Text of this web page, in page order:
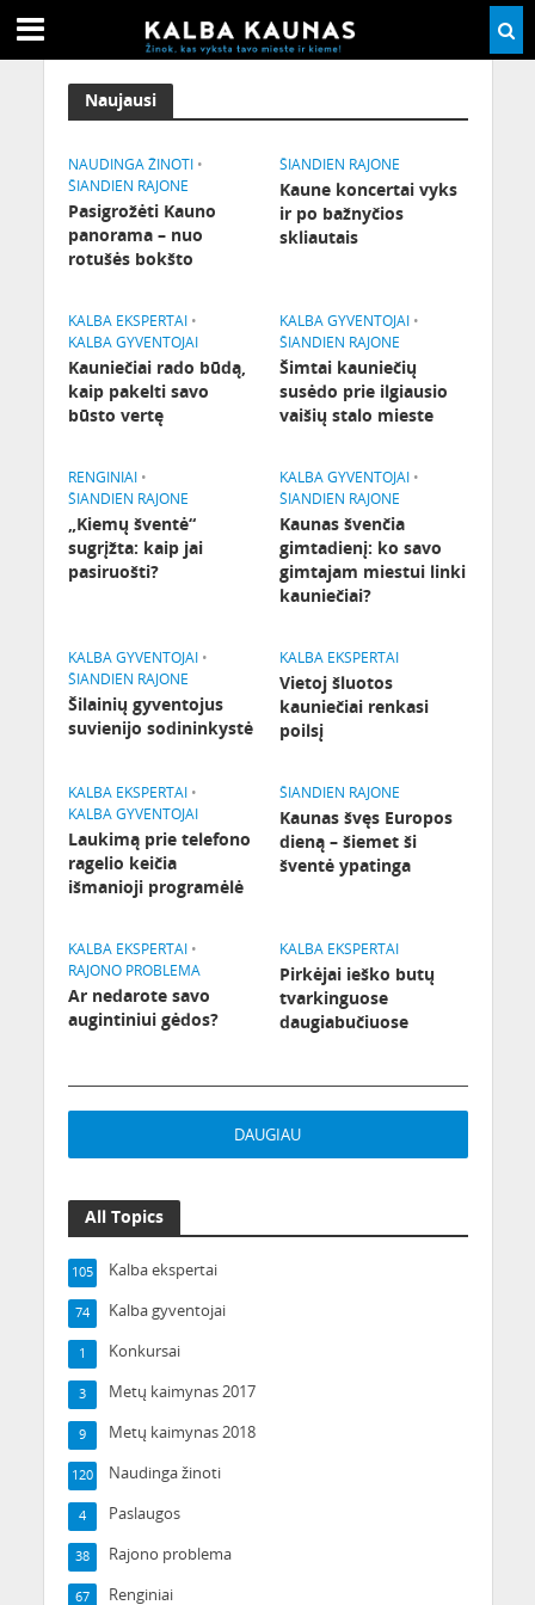
Naujausi
NAUDINGA ŽINOTI •
ŠIANDIEN RAJONE
Pasigrožėti Kauno
panorama – nuo
rotušės bokšto
ŠIANDIEN RAJONE
Kaune koncertai vyks
ir po bažnyčios
skliautais
KALBA EKSPERTAI •
KALBA GYVENTOJAI
Kauniečiai rado būdą,
kaip pakelti savo
būsto vertę
KALBA GYVENTOJAI •
ŠIANDIEN RAJONE
Šimtai kauniečių
susėdo prie ilgiausio
vaišių stalo mieste
RENGINIAI •
ŠIANDIEN RAJONE
„Kiemų šventė“
sugrįžta: kaip jai
pasiruošti?
KALBA GYVENTOJAI •
ŠIANDIEN RAJONE
Kaunas švenčia
gimtadienį: ko savo
gimtajam miestui linki
kauniečiai?
KALBA GYVENTOJAI •
ŠIANDIEN RAJONE
Šilainių gyventojus
suvienijo sodininkystė
KALBA EKSPERTAI
Vietoj šluotos
kauniečiai renkasi
poilsį
KALBA EKSPERTAI •
KALBA GYVENTOJAI
Laukimą prie telefono
ragelio keičia
išmanioji programėlė
ŠIANDIEN RAJONE
Kaunas švęs Europos
dieną – šiemet ši
šventė ypatinga
KALBA EKSPERTAI •
RAJONO PROBLEMA
Ar nedarote savo
augintiniui gėdos?
KALBA EKSPERTAI
Pirkėjai ieško butų
tvarkinguose
daugiabučiuose
DAUGIAU
All Topics
Kalba ekspertai
105
Kalba gyventojai
74
Konkursai
1
Metų kaimynas 2017
3
Metų kaimynas 2018
9
Naudinga žinoti
120
Paslaugos
4
Rajono problema
38
Renginiai
67